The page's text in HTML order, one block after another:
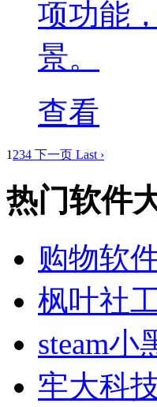
项功能
景。
查看
1 234 下一页 Last ›
热门软件
购物软
枫叶社
steam小
牢大科